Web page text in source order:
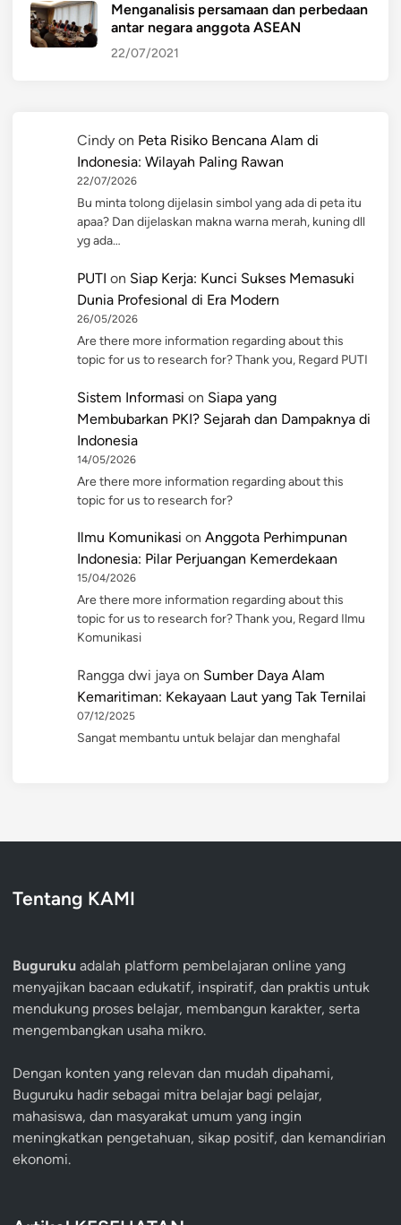
Menganalisis persamaan dan perbedaan
antar negara anggota ASEAN
22/07/2021
Cindy on Peta Risiko Bencana Alam di
Indonesia: Wilayah Paling Rawan
22/07/2026
Bu minta tolong dijelasin simbol yang ada di peta itu
apaa? Dan dijelaskan makna warna merah, kuning dll
yg ada…
PUTI on Siap Kerja: Kunci Sukses Memasuki
Dunia Profesional di Era Modern
26/05/2026
Are there more information regarding about this
topic for us to research for? Thank you, Regard PUTI
Sistem Informasi on Siapa yang
Membubarkan PKI? Sejarah dan Dampaknya di
Indonesia
14/05/2026
Are there more information regarding about this
topic for us to research for?
Ilmu Komunikasi on Anggota Perhimpunan
Indonesia: Pilar Perjuangan Kemerdekaan
15/04/2026
Are there more information regarding about this
topic for us to research for? Thank you, Regard Ilmu
Komunikasi
Rangga dwi jaya on Sumber Daya Alam
Kemaritiman: Kekayaan Laut yang Tak Ternilai
07/12/2025
Sangat membantu untuk belajar dan menghafal
Tentang KAMI
Buguruku adalah platform pembelajaran online yang
menyajikan bacaan edukatif, inspiratif, dan praktis untuk
mendukung proses belajar, membangun karakter, serta
mengembangkan usaha mikro.
Dengan konten yang relevan dan mudah dipahami,
Buguruku hadir sebagai mitra belajar bagi pelajar,
mahasiswa, dan masyarakat umum yang ingin
meningkatkan pengetahuan, sikap positif, dan kemandirian
ekonomi.